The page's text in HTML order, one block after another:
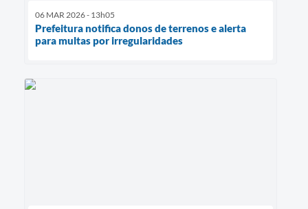
06 MAR 2026 - 13h05
Prefeitura notifica donos de terrenos e alerta
para multas por irregularidades